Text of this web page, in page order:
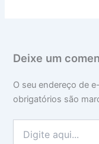
Deixe um
O seu endereço de
obrigatórios são
aqui...